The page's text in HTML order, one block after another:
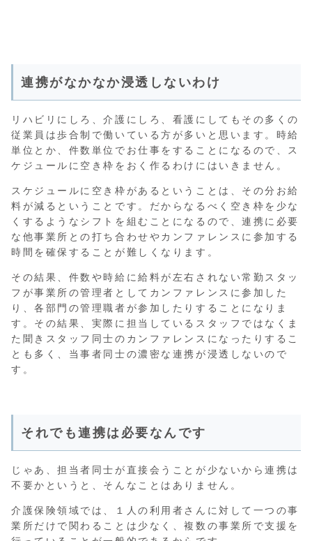
連携がなかなか浸透しないわけ
リハビリにしろ、介護にしろ、看護にしてもその多くの
従業員は歩合制で働いている方が多いと思います。時給
単位とか、件数単位でお仕事をすることになるので、ス
ケジュールに空き枠をおく作るわけにはいきません。
スケジュールに空き枠があるということは、その分お給
料が減るということです。だからなるべく空き枠を少な
くするようなシフトを組むことになるので、連携に必要
な他事業所との打ち合わせやカンファレンスに参加する
時間を確保することが難しくなります。
その結果、件数や時給に給料が左右されない常勤スタッ
フが事業所の管理者としてカンファレンスに参加した
り、各部門の管理職者が参加したりすることになりま
す。その結果、実際に担当しているスタッフではなくま
た聞きスタッフ同士のカンファレンスになったりするこ
とも多く、当事者同士の濃密な連携が浸透しないので
す。
それでも連携は必要なんです
じゃあ、担当者同士が直接会うことが少ないから連携は
不要かというと、そんなことはありません。
介護保険領域では、１人の利用者さんに対して一つの事
業所だけで関わることは少なく、複数の事業所で支援を